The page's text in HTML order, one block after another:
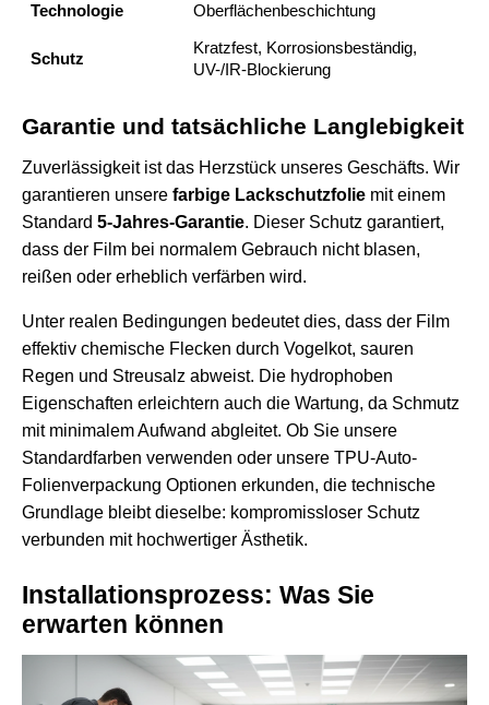
Technologie
Oberflächenbeschichtung
Schutz
Kratzfest, Korrosionsbeständig,
UV-/IR-Blockierung
Garantie und tatsächliche Langlebigkeit
Zuverlässigkeit ist das Herzstück unseres Geschäfts. Wir
garantieren unsere farbige Lackschutzfolie mit einem
Standard 5-Jahres-Garantie. Dieser Schutz garantiert,
dass der Film bei normalem Gebrauch nicht blasen,
reißen oder erheblich verfärben wird.
Unter realen Bedingungen bedeutet dies, dass der Film
effektiv chemische Flecken durch Vogelkot, sauren
Regen und Streusalz abweist. Die hydrophoben
Eigenschaften erleichtern auch die Wartung, da Schmutz
mit minimalem Aufwand abgleitet. Ob Sie unsere
Standardfarben verwenden oder unsere TPU-Auto-
Folienverpackung Optionen erkunden, die technische
Grundlage bleibt dieselbe: kompromissloser Schutz
verbunden mit hochwertiger Ästhetik.
Installationsprozess: Was Sie
erwarten können